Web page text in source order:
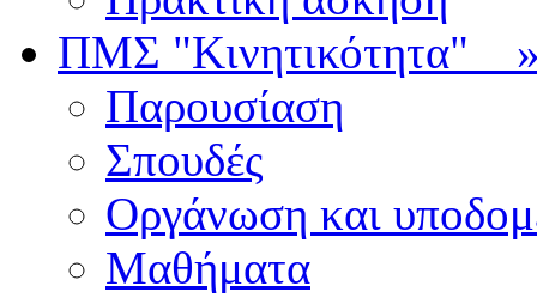
ΠΜΣ "Κινητικότητα"
Παρουσίαση
Σπουδές
Οργάνωση και
Μαθήματα